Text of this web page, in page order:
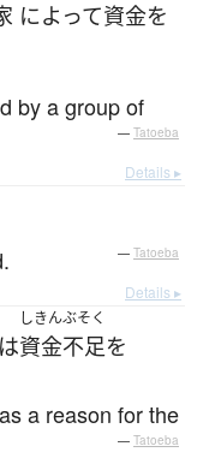
によって資金を
by a group of
— Tatoeba
Details ▸
— Tatoeba
Details ▸
は
しきんぶそく
資金不足を
a reason for the
— Tatoeba